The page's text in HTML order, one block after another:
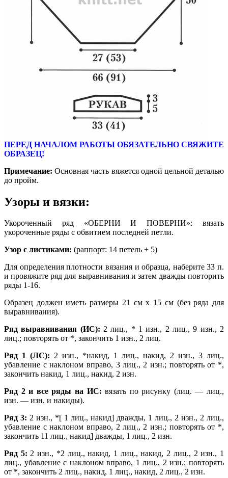
ПЕРЕД НАЧАЛОМ РАБОТЫ ОБЯЗАТЕЛЬНО СВЯЖИТЕ
ОБРАЗЕЦ!
Примечание: Основная часть вяжется одной цельной деталью
до пройм.
Узоры и вязки:
Укороченный ряд «ОБЕРНИ И ПОВЕРНИ»: вязать
укороченные ряды с обвитием последней петли.
Узор с листиками: (раппорт: 14 петель + 5)
Для определения плотности вязания и образца, наберите 33 п.
и провяжите ряд для выравнивания и затем дважды повторить
ряды 1-16.
Образец должен иметь размеры 21 см х 15 см (без ряда для
выравнивания).
Ряд выравнивания (ИС): 2 лиц., * 1 изн., 2 лиц., 9 изн., 2
лиц.; повторять от *, закончить 1 изн., 2 лиц.
Ряд 1 (ЛС): 2 изн., *накид, 1 лиц., накид, 2 изн., 3 лиц.,
убавление с наклоном вправо, 3 лиц., 2 изн.; повторять от *,
закончить накид, 1 лиц., накид, 2 изн.
Ряд 2 и все ряды на ИС: вязать по рисунку (лиц. — лиц.,
изн. — изн. и накиды).
Ряд 3: 2 изн., *[ 1 лиц., накид] дважды, 1 лиц., 2 изн., 2 лиц.,
убавление с наклоном вправо, 2 лиц., 2 изн.; повторять от *,
закончить 11 лиц., накид] дважды, 1 лиц., 2 изн.
Ряд 5: 2 изн., *2 лиц., накид, 1 лиц., накид, 2 лиц., 2 изн., 1
лиц., убавление с наклоном вправо, 1 лиц., 2 изн.; повторять
от *, закончить 2 лиц., накид, 1 лиц., накид, 2 лиц., 2 изн.